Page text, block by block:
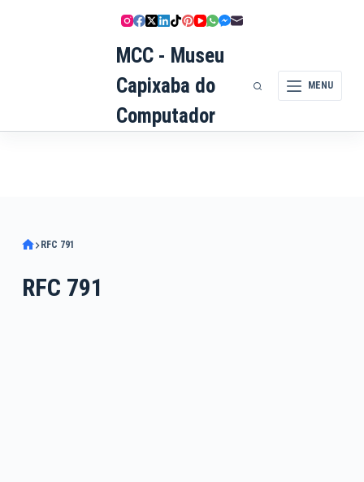
MCC - Museu
Capixaba do
Computador
MENU
RFC 791
RFC 791